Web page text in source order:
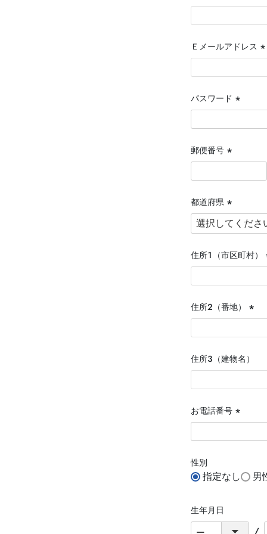
(
Ｅメールアドレス
(
パスワード
(必
須)
郵便番号
(必
須)
都道府県
(必
須)
住所１（市区町村）
住所２（番地）
(必
須)
住所３（建物名）
お電話番号
(必
須)
性別
指定なし 男
生年月日